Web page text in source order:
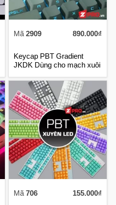
Mã 2909 890.000₫
Keycap PBT Gradient
JKDK Dùng cho mạch xuôi
Mã 706 155.000₫